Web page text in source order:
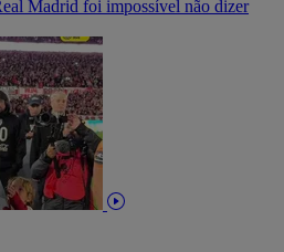
Madrid foi impossível não dizer